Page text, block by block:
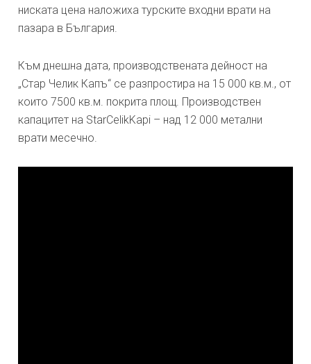
ниската цена наложиха турските входни врати на
пазара в България.
Към днешна дата, производствената дейност на
„Стар Челик Капъ“ се разпростира на 15 000 кв.м., от
които 7500 кв.м. покрита площ. Производствен
капацитет на StarCelikKapi – над 12 000 метални
врати месечно.